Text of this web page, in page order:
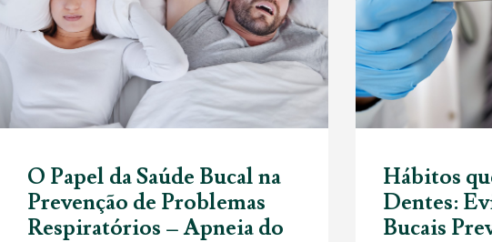
O Papel da Saúde Bucal na
Prevenção de Problemas
Respiratórios – Apneia do
Hábitos
Dentes:
Bucais